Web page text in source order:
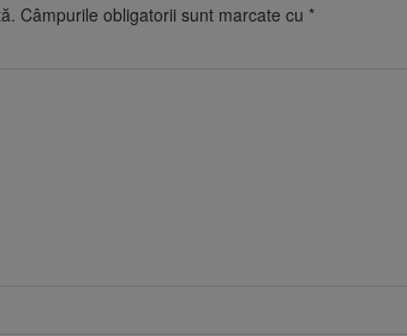
Câmpurile obligatorii sunt marcate cu *